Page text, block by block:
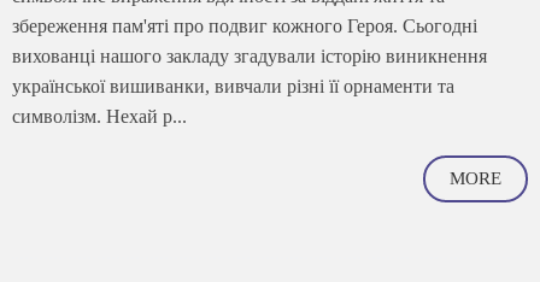
збереження пам'яті про подвиг кожного Героя. Сьогодні
вихованці нашого закладу згадували історію виникнення
української вишиванки, вивчали різні її орнаменти та
символізм. Нехай р...
MORE